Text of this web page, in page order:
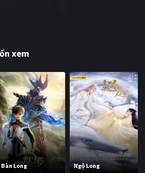
xem
Bàn Long Ngộ Long